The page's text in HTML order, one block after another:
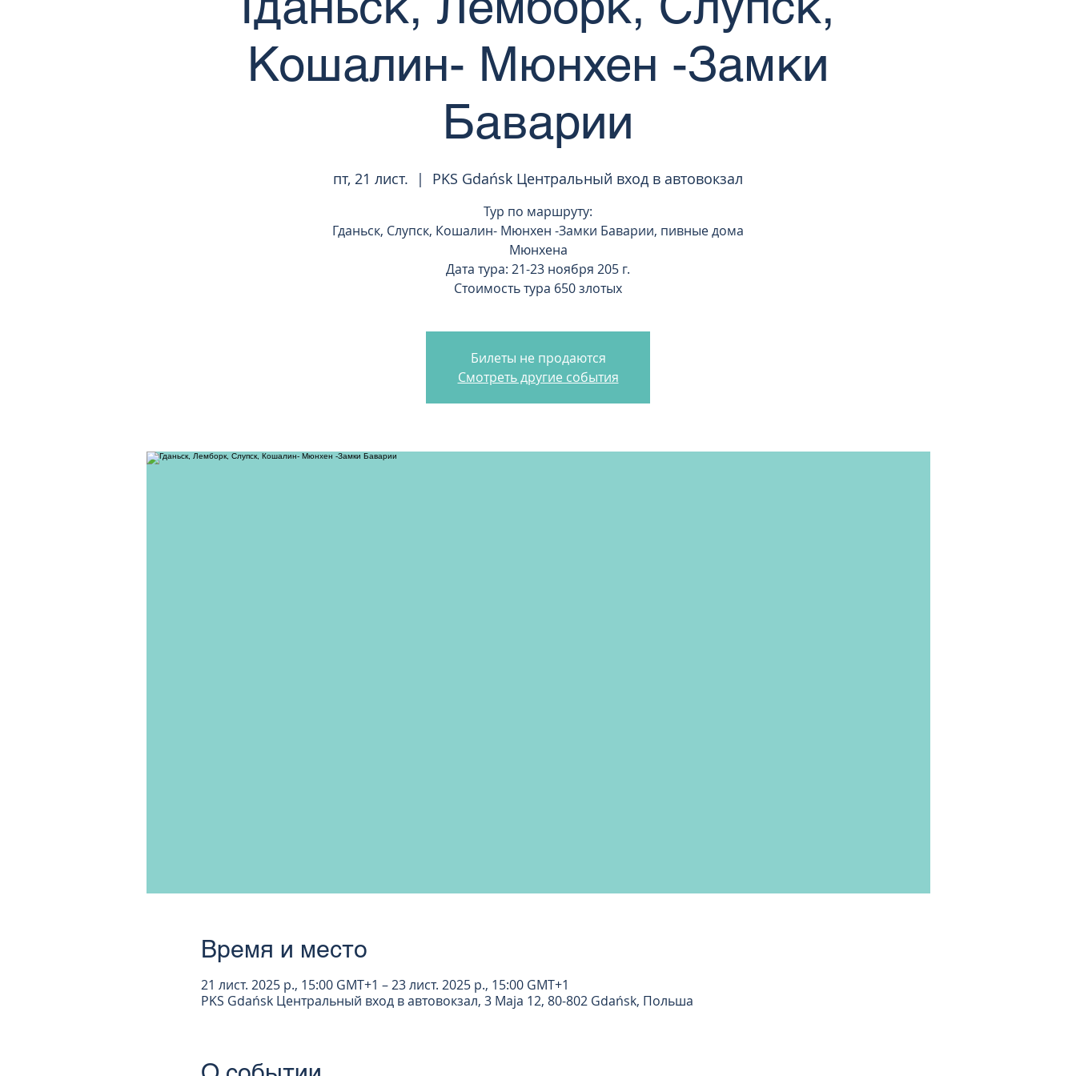
Кошалин- Мюнхен -Замки
Баварии
пт, 21 лист.
  |
PKS Gdańsk Центральный вход в автовокзал
Тур по маршруту:
Гданьск, Слупск, Кошалин- Мюнхен -Замки Баварии, пивные дома
Мюнхена
Дата тура: 21-23 ноября 205 г.
Стоимость тура 650 злотых
Билеты не продаются
Смотреть другие события
Время и место
21 лист. 2025 р., 15:00 GMT+1 – 23 лист. 2025 р., 15:00 GMT+1
PKS Gdańsk Центральный вход в автовокзал, 3 Maja 12, 80-802 Gdańsk, Польша